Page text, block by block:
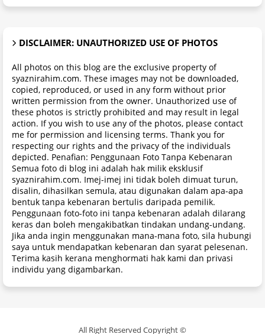
DISCLAIMER: UNAUTHORIZED USE OF PHOTOS
All photos on this blog are the exclusive property of
syaznirahim.com. These images may not be downloaded,
copied, reproduced, or used in any form without prior
written permission from the owner. Unauthorized use of
these photos is strictly prohibited and may result in legal
action. If you wish to use any of the photos, please contact
me for permission and licensing terms. Thank you for
respecting our rights and the privacy of the individuals
depicted. Penafian: Penggunaan Foto Tanpa Kebenaran
Semua foto di blog ini adalah hak milik eksklusif
syaznirahim.com. Imej-imej ini tidak boleh dimuat turun,
disalin, dihasilkan semula, atau digunakan dalam apa-apa
bentuk tanpa kebenaran bertulis daripada pemilik.
Penggunaan foto-foto ini tanpa kebenaran adalah dilarang
keras dan boleh mengakibatkan tindakan undang-undang.
Jika anda ingin menggunakan mana-mana foto, sila hubungi
saya untuk mendapatkan kebenaran dan syarat pelesenan.
Terima kasih kerana menghormati hak kami dan privasi
individu yang digambarkan.
All Right Reserved Copyright ©